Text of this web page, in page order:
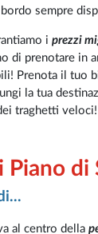
sempre
iprezzi
di prenotare in
Prenota il tuo
la tua
traghetti veloci!
Piano di
al centro della